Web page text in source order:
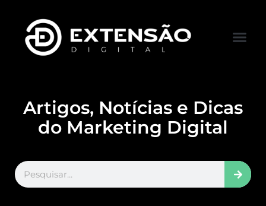
Artigos, Notícias e Dicas
do Marketing Digital